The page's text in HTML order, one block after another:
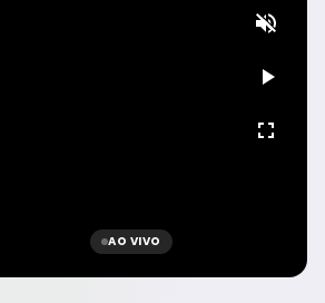
AO VIVO